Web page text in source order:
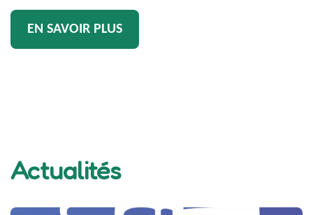
EN SAVOIR PLUS
Actualités